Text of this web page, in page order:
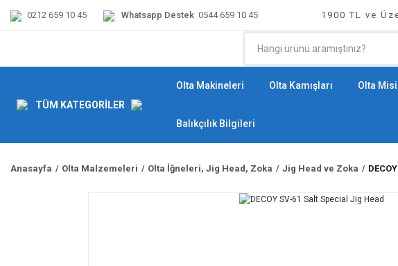
0212 659 10 45 Whatsapp Destek 0544 659 10 45 1900 TL ve
TÜM KATEGORİLER
Olta Makineleri Olta Kamışları Olta
Balıkçılık Bilgileri
Anasayfa Olta Malzemeleri Olta İğneleri, Jig Head, Zoka Jig Head ve Zoka